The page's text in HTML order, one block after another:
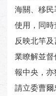
海關、移
使用，同
反映北竿
業瞭解並
報中央，
請立委曹